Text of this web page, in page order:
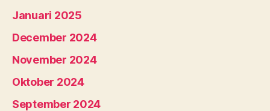
Januari 2025
December 2024
November 2024
Oktober 2024
September 2024